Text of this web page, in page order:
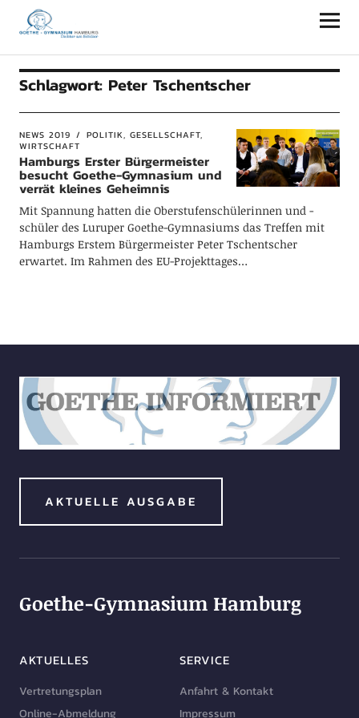
Goethe-Gymnasium Hamburg
Schlagwort: Peter Tschentscher
NEWS 2019
POLITIK, GESELLSCHAFT,
WIRTSCHAFT
Hamburgs Erster Bürgermeister
besucht Goethe-Gymnasium und
verrät kleines Geheimnis
Mit Spannung hatten die Oberstufenschülerinnen und -
schüler des Luruper Goethe-Gymnasiums das Treffen mit
Hamburgs Erstem Bürgermeister Peter Tschentscher
erwartet. Im Rahmen des EU-Projekttages…
AKTUELLE AUSGABE
Goethe-Gymnasium Hamburg
AKTUELLES
Vertretungsplan
Online-Abmeldung
SERVICE
Anfahrt & Kontakt
Impressum